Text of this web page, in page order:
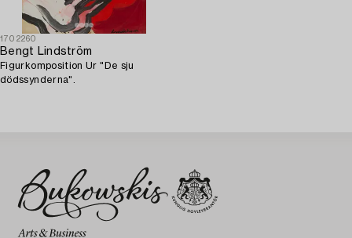
1702260
Bengt Lindström
Figurkomposition Ur "De sju
dödssynderna".